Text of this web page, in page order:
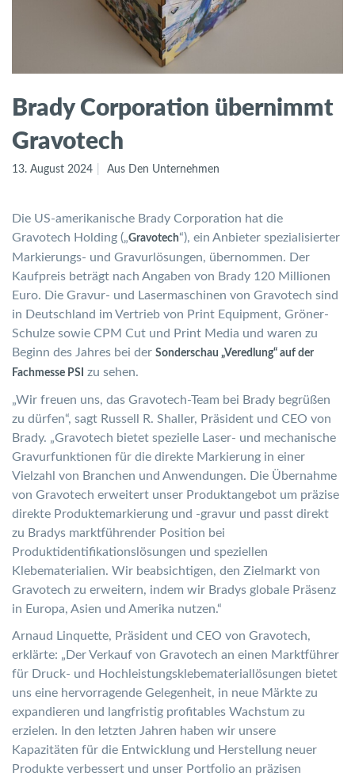
Brady Corporation übernimmt
Gravotech
13. August 2024 Aus Den Unternehmen
Die US-amerikanische Brady Corporation hat die
Gravotech Holding („Gravotech“), ein Anbieter spezialisierter
Markierungs- und Gravurlösungen, übernommen. Der
Kaufpreis beträgt nach Angaben von Brady 120 Millionen
Euro. Die Gravur- und Lasermaschinen von Gravotech sind
in Deutschland im Vertrieb von Print Equipment, Gröner-
Schulze sowie CPM Cut und Print Media und waren zu
Beginn des Jahres bei der Sonderschau „Veredlung“ auf der
Fachmesse PSI
zu sehen.
„Wir freuen uns, das Gravotech-Team bei Brady begrüßen
zu dürfen“, sagt Russell R. Shaller, Präsident und CEO von
Brady. „Gravotech bietet spezielle Laser- und mechanische
Gravurfunktionen für die direkte Markierung in einer
Vielzahl von Branchen und Anwendungen. Die Übernahme
von Gravotech erweitert unser Produktangebot um präzise
direkte Produktemarkierung und -gravur und passt direkt
zu Bradys marktführender Position bei
Produktidentifikationslösungen und speziellen
Klebematerialien. Wir beabsichtigen, den Zielmarkt von
Gravotech zu erweitern, indem wir Bradys globale Präsenz
in Europa, Asien und Amerika nutzen.“
Arnaud Linquette, Präsident und CEO von Gravotech,
erklärte: „Der Verkauf von Gravotech an einen Marktführer
für Druck- und Hochleistungsklebemateriallösungen bietet
uns eine hervorragende Gelegenheit, in neue Märkte zu
expandieren und langfristig profitables Wachstum zu
erzielen. In den letzten Jahren haben wir unsere
Kapazitäten für die Entwicklung und Herstellung neuer
Produkte verbessert und unser Portfolio an präzisen